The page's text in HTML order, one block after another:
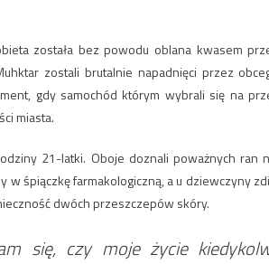
została bez powodu oblana kwasem
zostali brutalnie napadnięci przez
gdy samochód którym wybrali się na
miasta.
21-latki. Oboje doznali poważnych ran
w śpiączkę farmakologiczną, a u dziewczyny
dwóch przeszczepów skóry.
się, czy moje życie